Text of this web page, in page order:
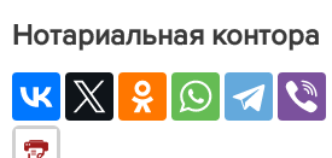
Нотариальная контора